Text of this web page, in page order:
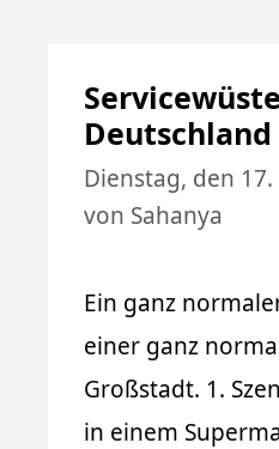
Servicewüste
Deutschland
Dienstag, den
von Sahanya
Ein ganz
einer ganz
Großstadt. 1.
in einem